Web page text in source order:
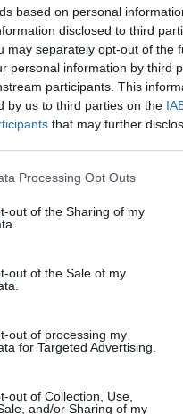
based on personal
disclosed to third
may separately opt-out of the
personal information by third
participants. This
by us to third parties on the
that may further
Processing Opt Outs
out of the Sharing of my
out of the Sale of my
out of processing my
for Targeted Advertising.
out of Collection, Use,
and/or Sharing of my
– charakterystyka
postawy ludzi w
w oparciu o
odpowiedzi na
literatura? Omów
na podstawie
Księgi Hioba. W
kontekst.
wyścigu w
wojenna i powojenna.
na podstawie
swojej odpowiedzi